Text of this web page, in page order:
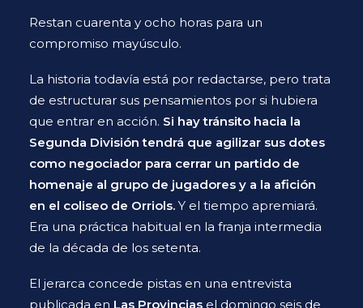
Restan cuarenta y ocho horas para un
compromiso mayúsculo.
La historia todavía está por redactarse, pero trata
de estructurar sus pensamientos por si hubiera
que entrar en acción. Si hay tránsito hacia la
Segunda División tendrá que agilizar sus dotes
como negociador para cerrar un partido de
homenaje al grupo de jugadores y a la afición
en el coliseo de Orriols. Y el tiempo apremiará.
Era una práctica habitual en la franja intermedia
de la década de los setenta.
El jerarca concede pistas en una entrevista
publicada en Las Provincias el domingo seis de